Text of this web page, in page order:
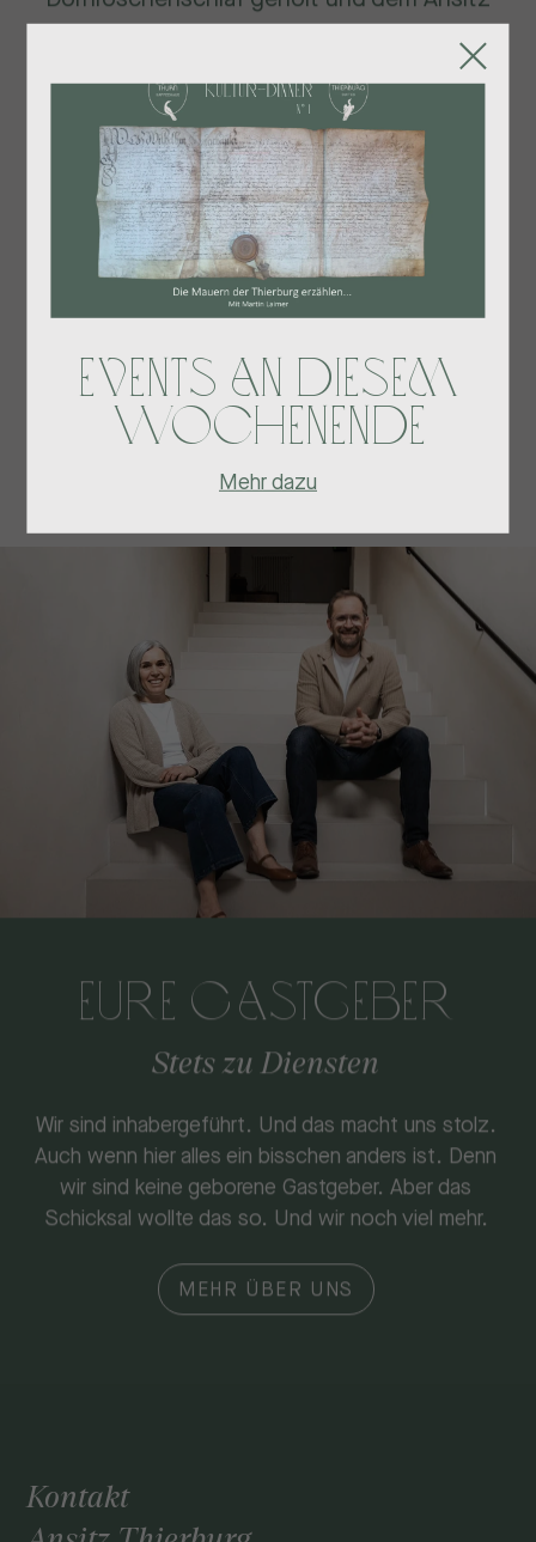
Events an diesem
Wochenende
Mehr dazu
"Thierburg-Lichtenthurn" neues Leben
eingehaucht.
Eure Gastgeber
Stets zu Diensten
Wir sind inhabergeführt. Und das macht uns stolz.
Auch wenn hier alles ein bisschen anders ist. Denn
wir sind keine geborene Gastgeber. Aber das
Schicksal wollte das so. Und wir noch viel mehr.
MEHR ÜBER UNS
Kontakt